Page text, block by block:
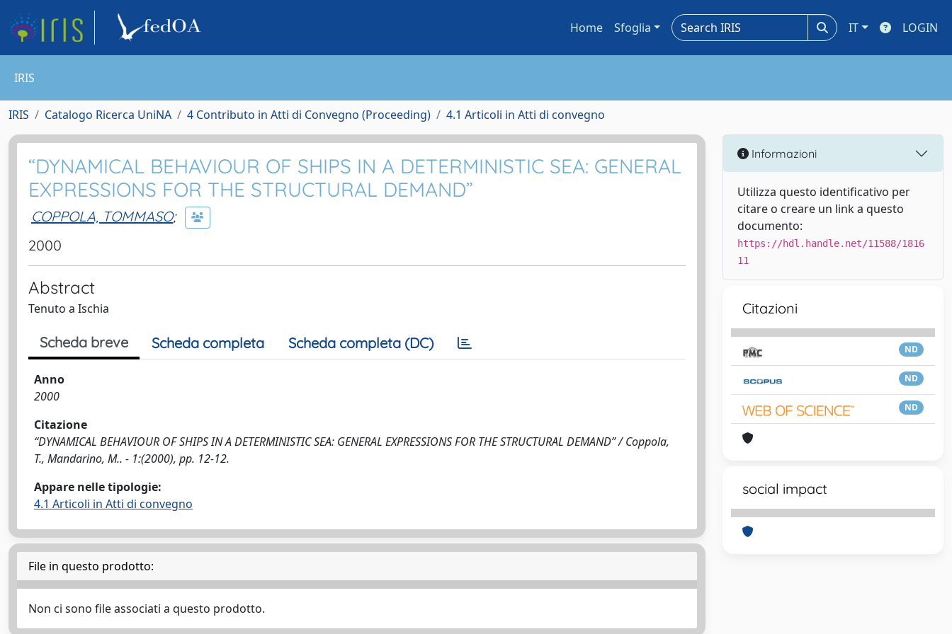
Home Sfoglia IT LOGIN
IRIS
IRIS Catalogo Ricerca UniNA 4 Contributo in Atti di Convegno (Proceeding) 4.1 Articoli in Atti di convegno
“DYNAMICAL BEHAVIOUR OF SHIPS IN A DETERMINISTIC SEA: GENERAL
EXPRESSIONS FOR THE STRUCTURAL DEMAND”
COPPOLA, TOMMASO;
2000
Abstract
Tenuto a Ischia
Scheda breve Scheda completa Scheda completa (DC)
Anno
2000
Citazione
“DYNAMICAL BEHAVIOUR OF SHIPS IN A DETERMINISTIC SEA: GENERAL EXPRESSIONS FOR THE STRUCTURAL DEMAND” / Coppola,
T., Mandarino, M.. - 1:(2000), pp. 12-12.
Appare nelle tipologie:
4.1 Articoli in Atti di convegno
File in questo prodotto:
Non ci sono file associati a questo prodotto.
Informazioni
Utilizza questo identificativo per
citare o creare un link a questo
documento:
https://hdl.handle.net/11588/1816
11
Citazioni
ND
ND
ND
social impact